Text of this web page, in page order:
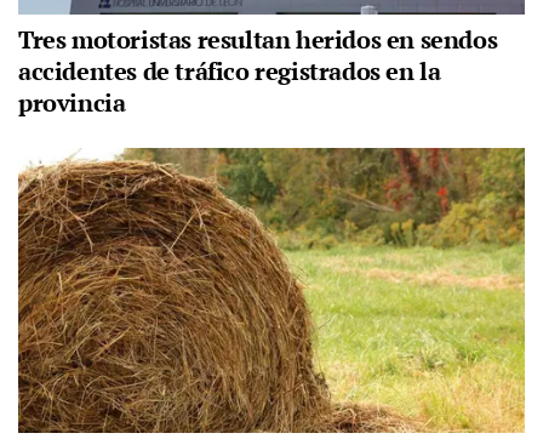
Tres motoristas resultan heridos en sendos
accidentes de tráfico registrados en la
provincia